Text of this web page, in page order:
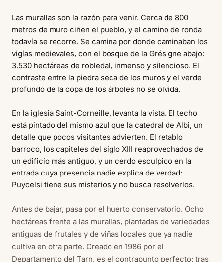
Las murallas son la razón para venir. Cerca de 800
metros de muro ciñen el pueblo, y el camino de ronda
todavía se recorre. Se camina por donde caminaban los
vigías medievales, con el bosque de la Grésigne abajo:
3.530 hectáreas de robledal, inmenso y silencioso. El
contraste entre la piedra seca de los muros y el verde
profundo de la copa de los árboles no se olvida.
En la iglesia Saint-Corneille, levanta la vista. El techo
está pintado del mismo azul que la catedral de Albi, un
detalle que pocos visitantes advierten. El retablo
barroco, los capiteles del siglo XIII reaprovechados de
un edificio más antiguo, y un cerdo esculpido en la
entrada cuya presencia nadie explica de verdad:
Puycelsi tiene sus misterios y no busca resolverlos.
Antes de bajar, pasa por el huerto conservatorio. Ocho
hectáreas frente a las murallas, plantadas de variedades
antiguas de frutales y de viñas locales que ya nadie
cultiva en otra parte. Creado en 1986 por el
Departamento del Tarn, es el contrapunto perfecto: tras